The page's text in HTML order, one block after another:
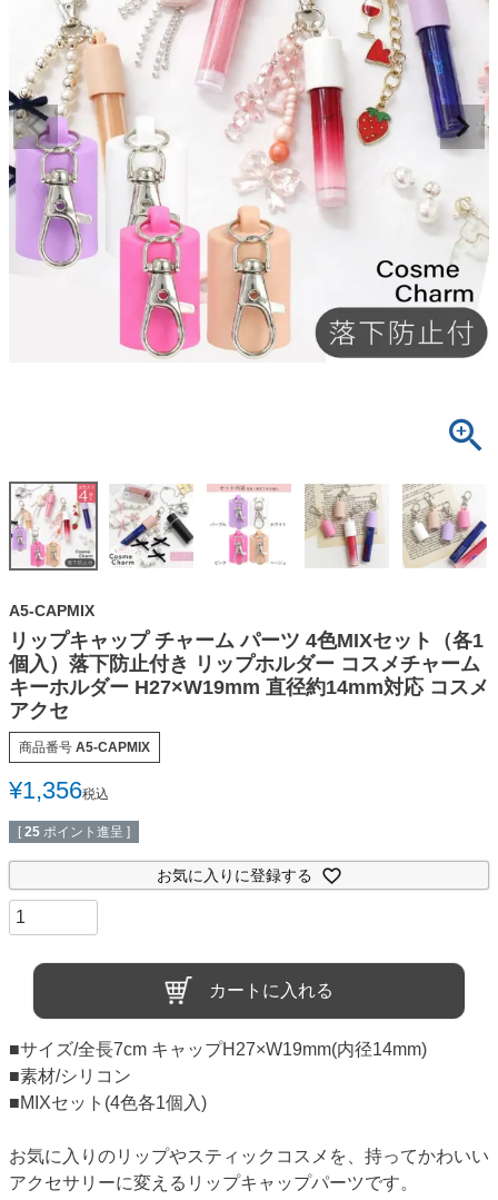
A5-CAPMIX
リップキャップ チャーム パーツ 4色MIXセット（各1
個入）落下防止付き リップホルダー コスメチャーム
キーホルダー H27×W19mm 直径約14mm対応 コスメ
アクセ
商品番号 A5-CAPMIX
¥1,356税込
[ 25 ポイント進呈 ]
お気に入りに登録する
カートに入れる
■サイズ/全長7cm キャップH27×W19mm(内径14mm)
■素材/シリコン
■MIXセット(4色各1個入)
お気に入りのリップやスティックコスメを、持ってかわいい
アクセサリーに変えるリップキャップパーツです。